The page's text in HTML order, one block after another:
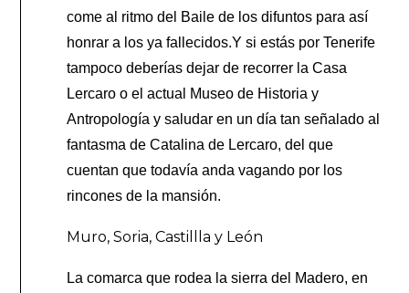
come al ritmo del Baile de los difuntos para así
honrar a los ya fallecidos.Y si estás por Tenerife
tampoco deberías dejar de recorrer la Casa
Lercaro o el actual Museo de Historia y
Antropología y saludar en un día tan señalado al
fantasma de Catalina de Lercaro, del que
cuentan que todavía anda vagando por los
rincones de la mansión.
Muro, Soria, Castillla y León
La comarca que rodea la sierra del Madero, en